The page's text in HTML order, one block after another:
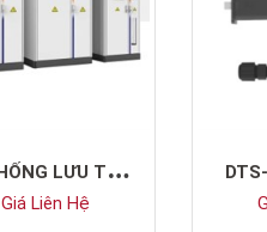
H
Ệ THỐNG LƯU TRỮ ĐIỆN SUNGROW ST111CP-50HV
Giá Liên Hệ